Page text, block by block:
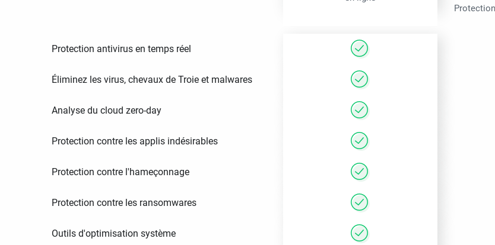
Protection antivirus en temps réel
Éliminez les virus, chevaux de Troie et malwares
Analyse du cloud zero-day
Protection contre les applis indésirables
Protection contre l'hameçonnage
Protection contre les ransomwares
Outils d'optimisation système